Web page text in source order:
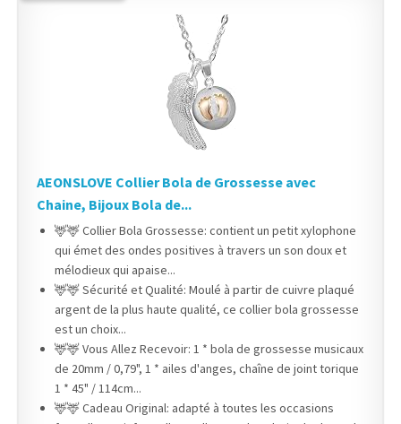
AEONSLOVE Collier Bola de Grossesse avec
Chaine, Bijoux Bola de...
🦌🦌 Collier Bola Grossesse: contient un petit xylophone
qui émet des ondes positives à travers un son doux et
mélodieux qui apaise...
🦌🦌 Sécurité et Qualité: Moulé à partir de cuivre plaqué
argent de la plus haute qualité, ce collier bola grossesse
est un choix...
🦌🦌 Vous Allez Recevoir: 1 * bola de grossesse musicaux
de 20mm / 0,79", 1 * ailes d'anges, chaîne de joint torique
1 * 45" / 114cm...
🦌🦌 Cadeau Original: adapté à toutes les occasions